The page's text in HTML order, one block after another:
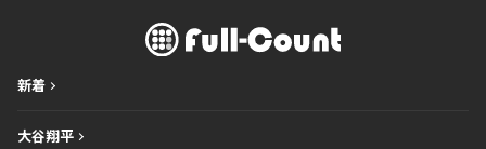
新着
大谷翔平